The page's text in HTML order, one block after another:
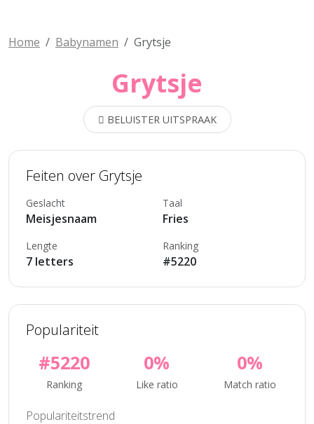
Home Babynamen Grytsje
Grytsje
BELUISTER UITSPRAAK
Feiten over Grytsje
Geslacht
Meisjesnaam
Taal
Fries
Lengte
7 letters
Ranking
#5220
Populariteit
#5220
Ranking
0%
Like ratio
0%
Match ratio
Populariteitstrend